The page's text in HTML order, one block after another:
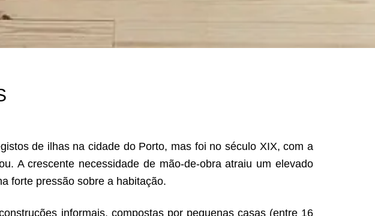
de ilhas na cidade do Porto, mas foi no século XIX, com a
A crescente necessidade de mão-de-obra atraiu um elevado
forte pressão sobre a habitação.
informais, compostas por pequenas casas (entre 16